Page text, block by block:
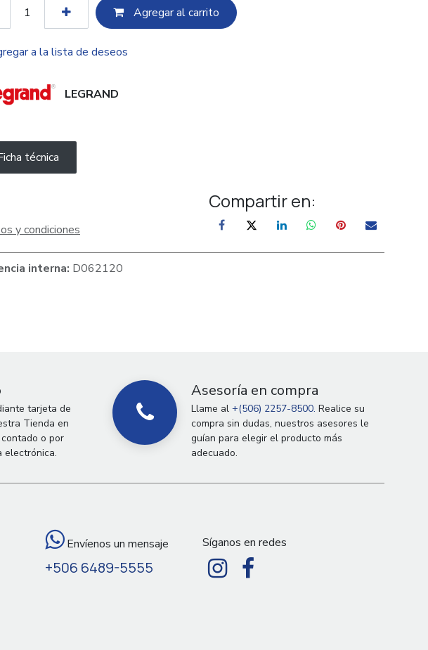
Agregar al c​​arrito
a la lista de deseos
LEGRAND
técnica
y condiciones
Compartir en:
interna: D062120
tarjeta de
Tienda en
o por
electrónica.
Asesoría en compra
Llame al+(506) 2257-8500. Realice su
compra sin dudas, nuestros asesores le
guían para elegir el producto más
adecuado.
Envíenos un mensaje
+506 6489-5555
Síganos en redes